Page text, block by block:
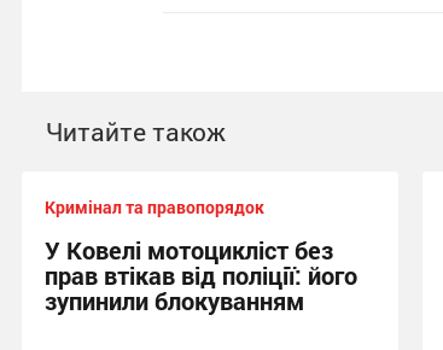
Читайте також
Кримінал та правопорядок
У Ковелі мотоцикліст без
прав втікав від поліції: його
зупинили блокуванням